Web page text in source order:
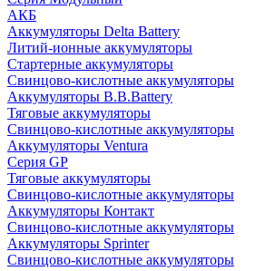
АКБ
Аккумуляторы Delta Battery
Литий-ионные аккумуляторы
Стартерные аккумуляторы
Свинцово-кислотные аккумуляторы
Аккумуляторы B.B.Battery
Тяговые аккумуляторы
Свинцово-кислотные аккумуляторы
Аккумуляторы Ventura
Серия GP
Тяговые аккумуляторы
Свинцово-кислотные аккумуляторы
Аккумуляторы Контакт
Свинцово-кислотные аккумуляторы
Аккумуляторы Sprinter
Свинцово-кислотные аккумуляторы